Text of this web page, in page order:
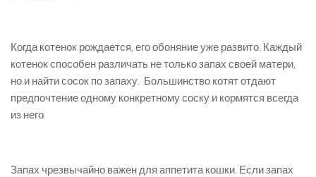
Когда котенок рождается, его обоняние уже развито. Каждый
котенок способен различать не только запах своей матери,
но и найти сосок по запаху. Большинство котят отдают
предпочтение одному конкретному соску и кормятся всегда
из него.
Запах чрезвычайно важен для аппетита кошки. Если запах